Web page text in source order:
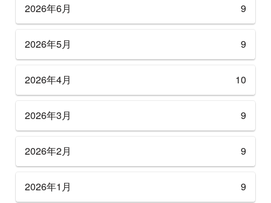
2026年6月 9
2026年5月 9
2026年4月 10
2026年3月 9
2026年2月 9
2026年1月 9